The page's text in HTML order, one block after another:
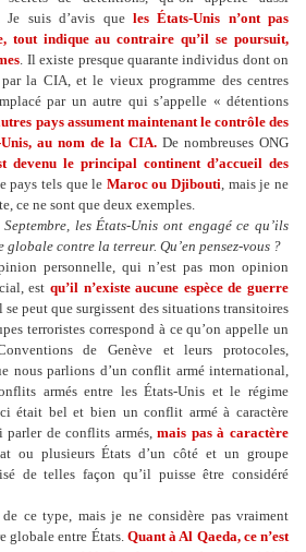
Je suis d’avis que les États-Unis n’ont pas
tout indique au contraire qu’il se poursuit,
. Il existe presque quarante individus dont on
la CIA, et le vieux programme des centres
par un autre qui s’appelle « détentions
pays assument maintenant le contrôle des
au nom de la CIA.De nombreuses ONG
devenu le principal continent d’accueil des
pays tels que le Maroc ou Djibouti, mais je ne
ce ne sont que deux exemples.
les États-Unis ont engagé ce qu’ils
contre la terreur. Qu’en pensez-vous ?
personnelle, qui n’est pas mon opinion
est qu’il n’existe aucune espèce de guerre
se peut que surgissent des situations transitoires
terroristes correspond à ce qu’on appelle un
de Genève et leurs protocoles,
nous parlions d’un conflit armé international,
armés entre les États-Unis et le régime
était bel et bien un conflit armé à caractère
parler de conflits armés,mais pas à caractère
ou plusieurs États d’un côté et un groupe
de telles façon qu’il puisse être considéré
ce type, mais je ne considère pas vraiment
globale entre États.Quant à Al Qaeda, ce n’est